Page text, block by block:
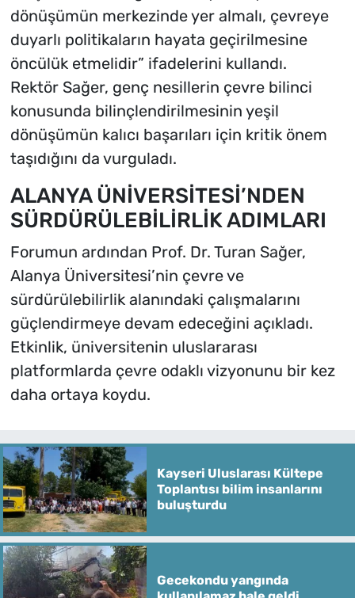
dönüşümün merkezinde yer almalı, çevreye
duyarlı politikaların hayata geçirilmesine
öncülük etmelidir” ifadelerini kullandı.
Rektör Sağer, genç nesillerin çevre bilinci
konusunda bilinçlendirilmesinin yeşil
dönüşümün kalıcı başarıları için kritik önem
taşıdığını da vurguladı.
ALANYA ÜNİVERSİTESİ’NDEN
SÜRDÜRÜLEBİLİRLİK ADIMLARI
Forumun ardından Prof. Dr. Turan Sağer,
Alanya Üniversitesi’nin çevre ve
sürdürülebilirlik alanındaki çalışmalarını
güçlendirmeye devam edeceğini açıkladı.
Etkinlik, üniversitenin uluslararası
platformlarda çevre odaklı vizyonunu bir kez
daha ortaya koydu.
Kayseri Uluslarası Kültepe
Toplantısı bilim insanlarını
buluşturdu
Gecekondu yangında